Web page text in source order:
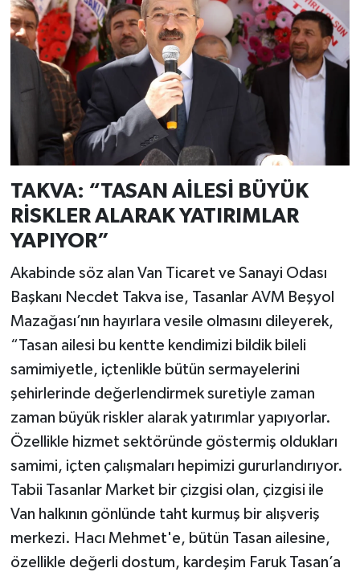
TAKVA: “TASAN AİLESİ BÜYÜK
RİSKLER ALARAK YATIRIMLAR
YAPIYOR”
Akabinde söz alan Van Ticaret ve Sanayi Odası
Başkanı Necdet Takva ise, Tasanlar AVM Beşyol
Mazağası’nın hayırlara vesile olmasını dileyerek,
“Tasan ailesi bu kentte kendimizi bildik bileli
samimiyetle, içtenlikle bütün sermayelerini
şehirlerinde değerlendirmek suretiyle zaman
zaman büyük riskler alarak yatırımlar yapıyorlar.
Özellikle hizmet sektöründe göstermiş oldukları
samimi, içten çalışmaları hepimizi gururlandırıyor.
Tabii Tasanlar Market bir çizgisi olan, çizgisi ile
Van halkının gönlünde taht kurmuş bir alışveriş
merkezi. Hacı Mehmet'e, bütün Tasan ailesine,
özellikle değerli dostum, kardeşim Faruk Tasan’a